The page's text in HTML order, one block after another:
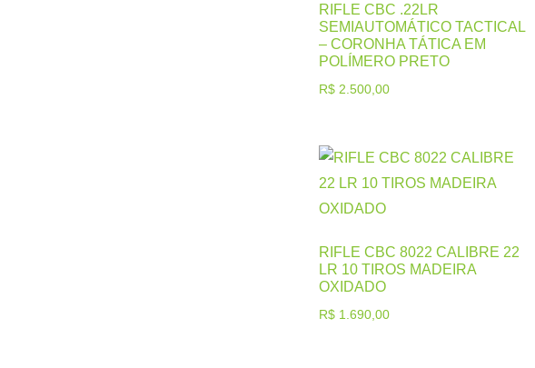
RIFLE CBC .22LR
SEMIAUTOMÁTICO TACTICAL
– CORONHA TÁTICA EM
POLÍMERO PRETO
R$ 2.500,00
RIFLE CBC 8022 CALIBRE 22
LR 10 TIROS MADEIRA
OXIDADO
R$ 1.690,00